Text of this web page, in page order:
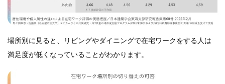
場所別に見ると、リビングやダイニングで在宅ワークをする人は
満足度が低くなっていることがわかります。